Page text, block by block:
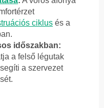
ciklus és a
időszakban:
a felső légutak
a szervezet